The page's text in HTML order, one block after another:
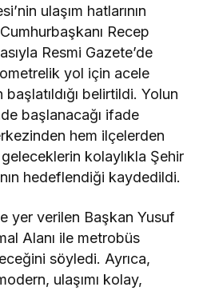
ulaşım hatlarının
Recep
Resmi Gazete’de
yol için acele
belirtildi. Yolun
başlanacağı ifade
hem ilçelerden
kolaylıkla Şehir
hedeflendiği kaydedildi.
yer verilen Başkan Yusuf
Alanı ile metrobüs
söyledi. Ayrıca,
ulaşımı kolay,